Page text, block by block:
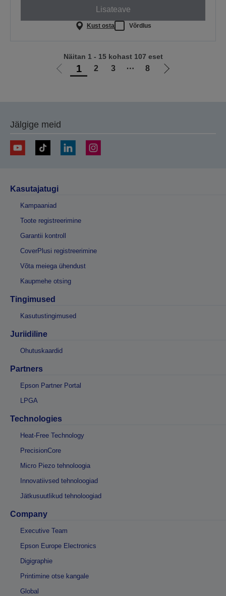
Lisateave
Kust osta Võrdlus
Liigu1 2 3 ⋯ 8
Liigu
Näitan 1 - 15 kohast 107 eset
Jälgige meid
Kasutajatugi
Kampaaniad
Toote registreerimine
Garantii kontroll
CoverPlusi registreerimine
Võta meiega ühendust
Kaupmehe otsing
Tingimused
Kasutustingimused
Juriidiline
Ohutuskaardid
Partners
Epson Partner Portal
LPGA
Technologies
Heat-Free Technology
PrecisionCore
Micro Piezo tehnoloogia
Innovatiivsed tehnoloogiad
Jätkusuutlikud tehnoloogiad
Company
Executive Team
Epson Europe Electronics
Digigraphie
Printimine otse kangale
Global